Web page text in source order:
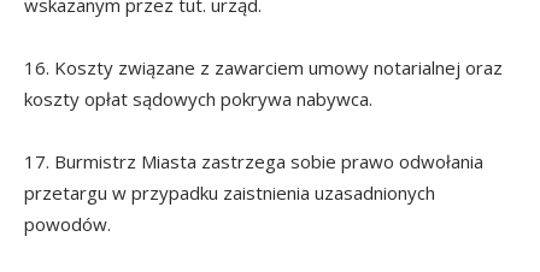
16. Koszty związane z zawarciem umowy notarialnej oraz
koszty opłat sądowych pokrywa nabywca.
17. Burmistrz Miasta zastrzega sobie prawo odwołania
przetargu w przypadku zaistnienia uzasadnionych
powodów.